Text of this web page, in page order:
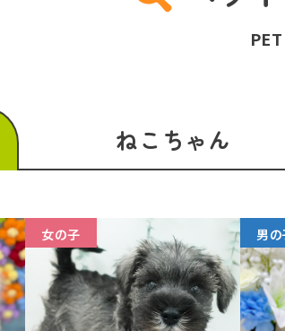
ねこちゃん
女の子 男の